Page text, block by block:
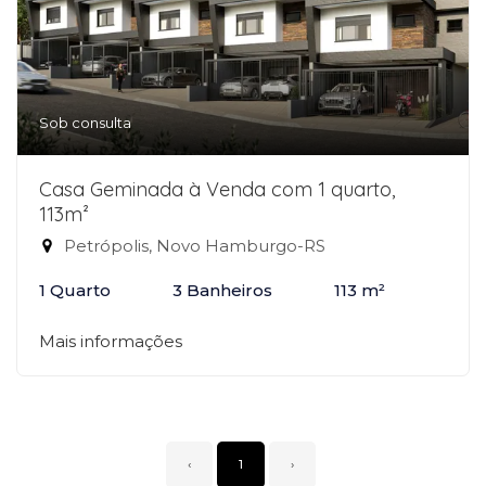
Sob consulta
Casa Geminada à Venda com 1 quarto,
113m²
Petrópolis, Novo Hamburgo-RS
1 Quarto 3 Banheiros 113 m²
Mais informações
‹ 1 ›